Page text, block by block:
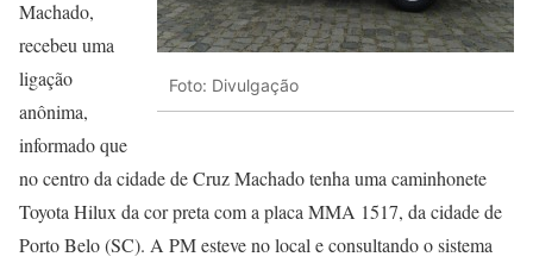
Foto: Divulgação
Machado,
recebeu uma
ligação
anônima,
informado que
no centro da cidade de Cruz Machado tenha uma caminhonete
Toyota Hilux da cor preta com a placa MMA 1517, da cidade de
Porto Belo (SC). A PM esteve no local e consultando o sistema